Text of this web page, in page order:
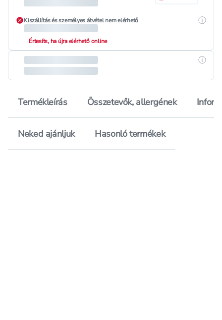
Kiszállítás és személyes átvétel nem elérhető
Értesíts, ha újra elérhető online
Termékleírás Összetevők, allergének
Neked ajánljuk Hasonló termékek